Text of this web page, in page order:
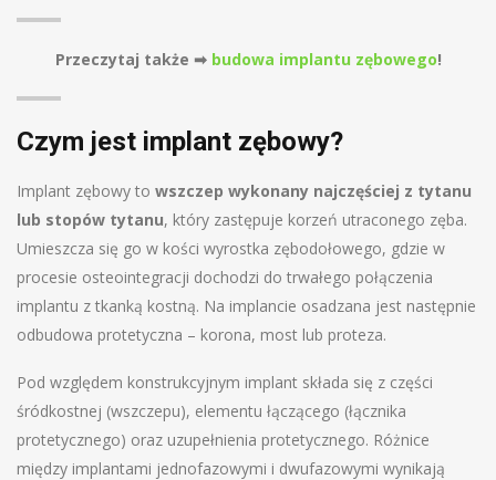
Przeczytaj także ➡ budowa implantu zębowego!
Czym jest implant zębowy?
Implant zębowy to wszczep wykonany najczęściej z tytanu
lub stopów tytanu, który zastępuje korzeń utraconego zęba.
Umieszcza się go w kości wyrostka zębodołowego, gdzie w
procesie osteointegracji dochodzi do trwałego połączenia
implantu z tkanką kostną. Na implancie osadzana jest następnie
odbudowa protetyczna – korona, most lub proteza.
Pod względem konstrukcyjnym implant składa się z części
śródkostnej (wszczepu), elementu łączącego (łącznika
protetycznego) oraz uzupełnienia protetycznego. Różnice
między implantami jednofazowymi i dwufazowymi wynikają